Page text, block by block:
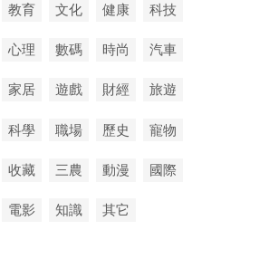
教育 文化 健康 科技
心理 數碼 時尚 汽車
家居 遊戲 財經 旅遊
科學 職場 歷史 寵物
收藏 三農 動漫 國際
電影 知識 其它